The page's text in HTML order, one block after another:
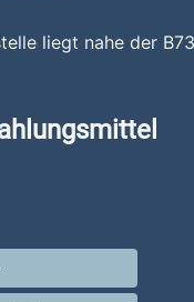
liegt nahe der B73